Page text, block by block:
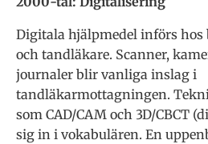
Digitala hjälpmedel införs
och tandläkare. Scanner,
journaler blir vanliga inslag i
tandläkarmottagningen.
som CAD/CAM och 3D/CBCT
sig in i vokabulären. En